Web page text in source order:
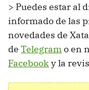
> Puedes estar al
informado de las
novedades de
de Telegramo en
Facebooky la